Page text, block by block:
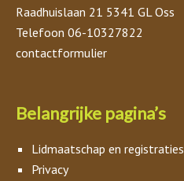
Raadhuislaan 21 5341 GL Oss
Telefoon 06-10327822
contactformulier
Belangrijke pagina’s
Lidmaatschap en registraties
Privacy